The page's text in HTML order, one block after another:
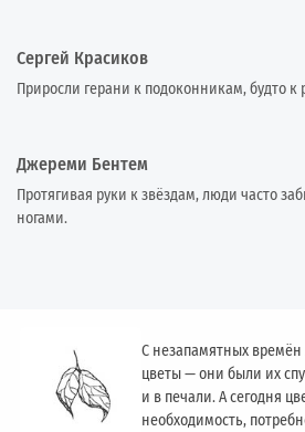
Сергей Красиков
Приросли герани к подоконникам, будто
Джереми Бентем
Протягивая руки к звёздам, люди часто
ногами.
С незапамятных
цветы — они были их
и в печали. А сегодня
необходимость,